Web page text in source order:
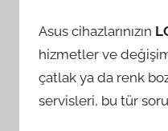
Asus cihazlarınızın
hizmetler ve değişim
çatlak ya da renk
servisleri, bu tür